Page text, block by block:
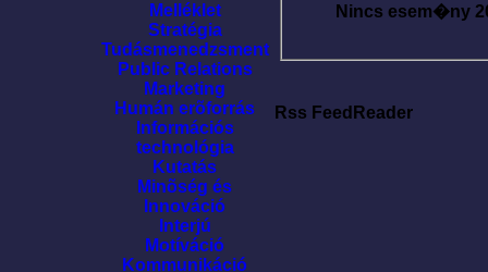
Melléklet
Stratégia
Tudásmenedzsment
Public Relations
Marketing
Humán erõforrás
Információs
technológia
Kutatás
Minõség és
Innováció
Interjú
Motíváció
Kommunikáció
Nincs esem�ny
Rss FeedReader